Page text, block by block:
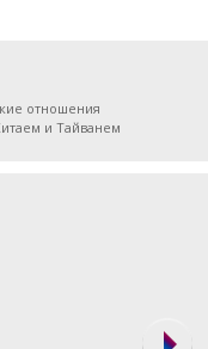
отношения
и Тайванем